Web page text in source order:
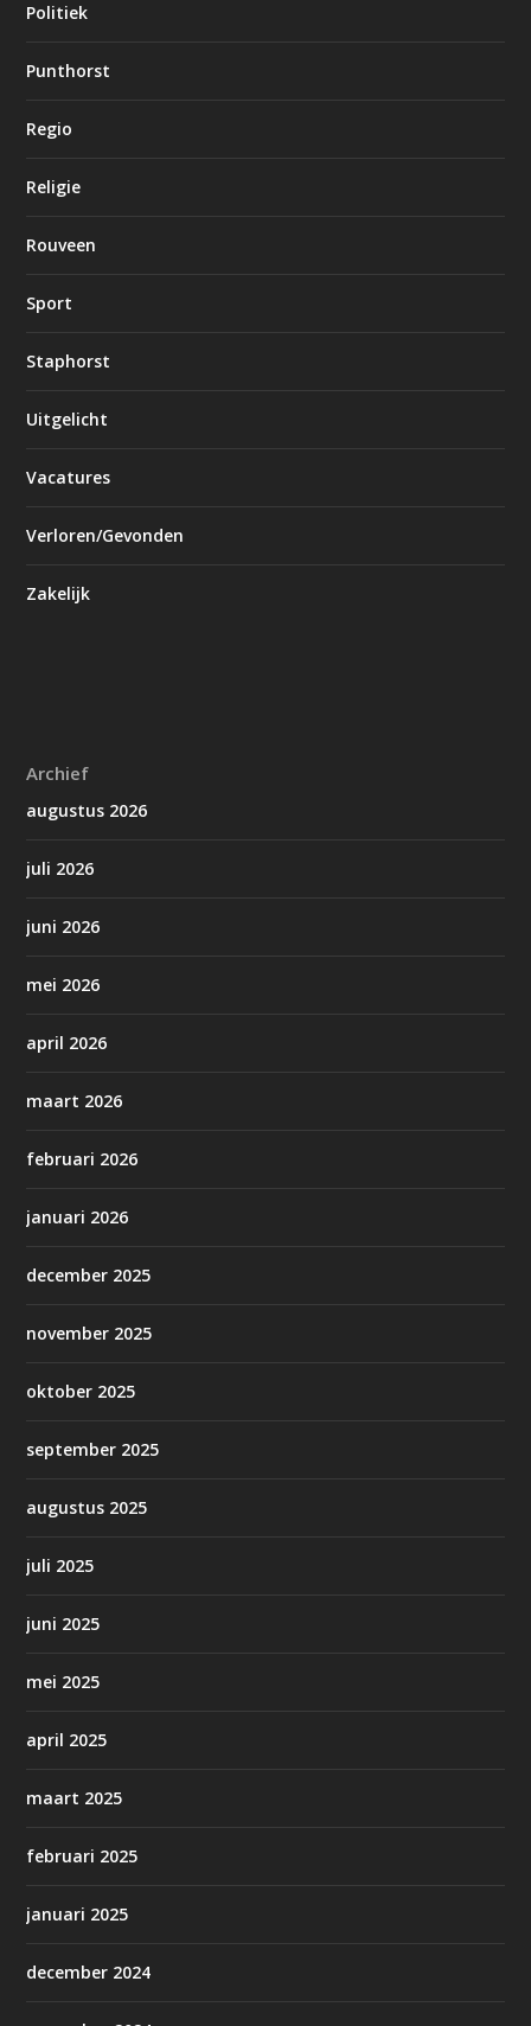
Politiek
Punthorst
Regio
Religie
Rouveen
Sport
Staphorst
Uitgelicht
Vacatures
Verloren/Gevonden
Zakelijk
Archief
augustus 2026
juli 2026
juni 2026
mei 2026
april 2026
maart 2026
februari 2026
januari 2026
december 2025
november 2025
oktober 2025
september 2025
augustus 2025
juli 2025
juni 2025
mei 2025
april 2025
maart 2025
februari 2025
januari 2025
december 2024